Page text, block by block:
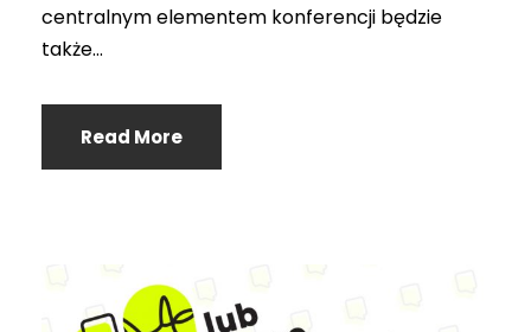
centralnym elementem konferencji będzie
także...
Read More